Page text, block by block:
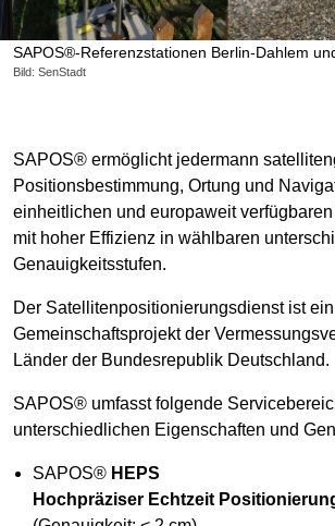
SAPOS®-Referenzstationen Berlin-Dahlem
Bild: SenStadt
SAPOS® ermöglicht jedermann
Positionsbestimmung, Ortung und
einheitlichen und europaweit
mit hoher Effizienz in wählbaren
Genauigkeitsstufen.
Der Satellitenpositionierungsdienst ist ein
Gemeinschaftsprojekt der
Länder der Bundesrepublik Deutschland.
SAPOS® umfasst folgende
unterschiedlichen Eigenschaften und
SAPOS® HEPS
Hochpräziser Echtzeit